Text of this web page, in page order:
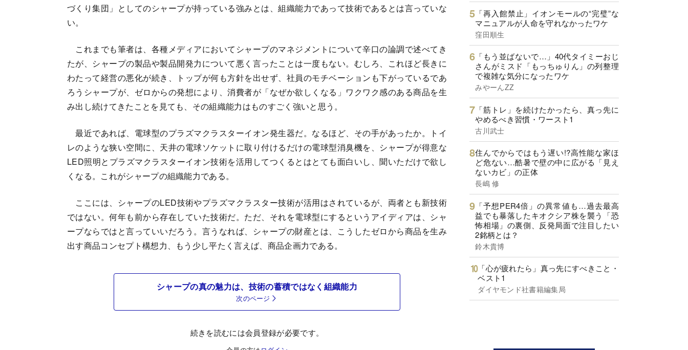
づくり集団」としてのシャープが持っている強みとは、組織能力であって技術であるとは言っていな
い。
これまでも筆者は、各種メディアにおいてシャープのマネジメントについて辛口の論調で述べてき
たが、シャープの製品や製品開発力について悪く言ったことは一度もない。むしろ、これほど長きに
わたって経営の悪化が続き、トップが何も方針を出せず、社員のモチベーションも下がっているであ
ろうシャープが、ゼロからの発想により、消費者が「なぜか欲しくなる」ワクワク感のある商品を生
み出し続けてきたことを見ても、その組織能力はものすごく強いと思う。
最近であれば、電球型のプラズマクラスターイオン発生器だ。なるほど、その手があったか。トイ
レのような狭い空間に、天井の電球ソケットに取り付けるだけの電球型消臭機を、シャープが得意な
LED照明とプラズマクラスターイオン技術を活用してつくるとはとても面白いし、聞いただけで欲し
くなる。これがシャープの組織能力である。
ここには、シャープのLED技術やプラズマクラスター技術が活用はされているが、両者とも新技術
ではない。何年も前から存在していた技術だ。ただ、それを電球型にするというアイディアは、シャ
ープならではと言っていいだろう。言うなれば、シャープの財産とは、こうしたゼロから商品を生み
出す商品コンセプト構想力、もう少し平たく言えば、商品企画力である。
シャープの真の魅力は、技術の蓄積ではなく組織能力
次のページ
続きを読むには会員登録が必要です。
「再入館禁止」イオンモールの“完璧”な
マニュアルが人命を守れなかったワケ
窪田順生
「もう並ばないで…」40代タイミーおじ
さんがミスド「もっちゅりん」の列整理
で複雑な気分になったワケ
みやーんZZ
「筋トレ」を続けたかったら、真っ先に
やめるべき習慣・ワースト1
古川武士
住んでからではもう遅い!?高性能な家ほ
ど危ない…酷暑で壁の中に広がる「見え
ないカビ」の正体
長嶋 修
「予想PER4倍」の異常値も…過去最高
益でも暴落したキオクシア株を襲う「恐
怖相場」の裏側、反発局面で注目したい
2銘柄とは？
鈴木貴博
「心が疲れたら」真っ先にすべきこと・
ベスト1
ダイヤモンド社書籍編集局